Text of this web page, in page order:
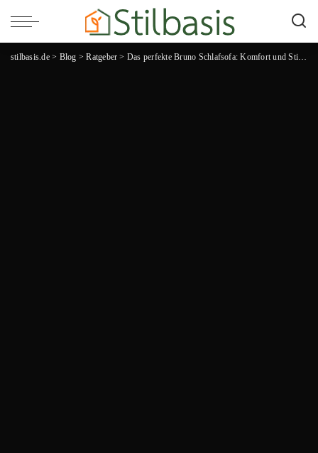
stilbasis.de> Blog >Ratgeber > Das perfekte Bruno Schlafsofa: Komfort und Stil für jede Wohnsituation